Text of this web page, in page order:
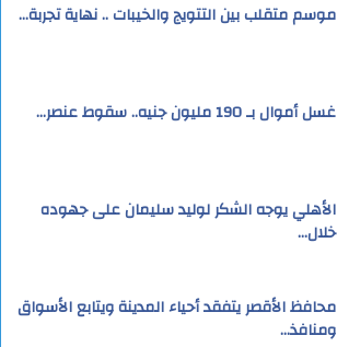
موسم متقلب بين التتويج والخيبات .. نهاية تجربة…
غسل أموال بـ 190 مليون جنيه.. سقوط عنصر…
الأهلي يوجه الشكر لوليد سليمان على جهوده
خلال…
محافظ الأقصر يتفقد أحياء المدينة ويتابع الأسواق
ومنافذ…